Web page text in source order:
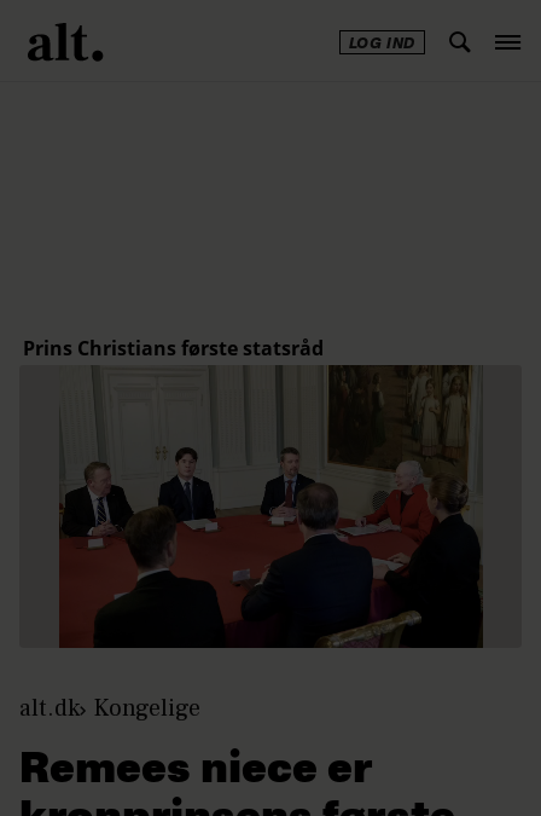
LOG IND
alt.dk Kongelige
Remees niece er